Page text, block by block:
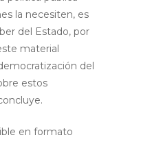
la necesiten, es
del Estado, por
material
del
estos
en formato